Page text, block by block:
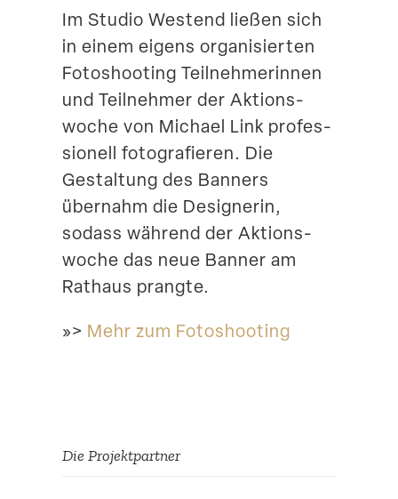
Im Studio Westend ließen sich
in einem eigens organi­sierten
Fotoshooting Teilneh­me­rinnen
und Teilnehmer der Aktions­
woche von Michael Link profes­
sionell fotogra­fieren. Die
Gestaltung des Banners
übernahm die Designerin,
sodass während der Aktions­
woche das neue Banner am
Rathaus prangte.
»> Mehr zum Fotoshooting
Die Projekt­partner